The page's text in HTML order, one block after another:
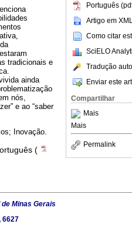
Português
Artigo em XML
Como citar
SciELO
Tradução
Enviar este
Compartilhar
Mais
Mais
Permalink
tradicionais e
ainda
nós,
e ao “saber
Inovação.
(
Minas Gerais
6627